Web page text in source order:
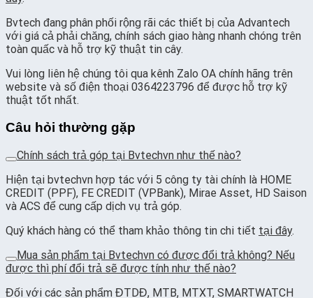
Bvtech đang phân phối rộng rãi các thiết bị của Advantech
với giá cả phải chăng, chính sách giao hàng nhanh chóng trên
toàn quấc và hỗ trợ kỹ thuật tin cây.
Vui lòng liên hệ chúng tôi qua kênh Zalo OA chính hãng trên
website và số điện thoại 0364223796 để được hỗ trợ kỹ
thuật tốt nhất.
Câu hỏi thường gặp
Chính sách trả góp tại Bvtechvn như thế nào?
Hiện tại bvtechvn hợp tác với 5 công ty tài chính là HOME
CREDIT (PPF), FE CREDIT (VPBank), Mirae Asset, HD Saison
và ACS để cung cấp dịch vụ trả góp.
Quý khách hàng có thể tham khảo thông tin chi tiết tại đây.
Mua sản phẩm tại Bvtechvn có được đổi trả không? Nếu
được thì phí đổi trả sẽ được tính như thế nào?
Đối với các sản phẩm ĐTDĐ, MTB, MTXT, SMARTWATCH